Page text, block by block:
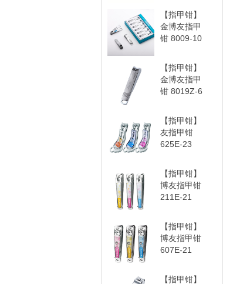
【指甲钳】
金博友指甲
钳 8009-10
【指甲钳】
金博友指甲
钳 8019Z-6
【指甲钳】
友指甲钳
625E-23
【指甲钳】
博友指甲钳
211E-21
【指甲钳】
博友指甲钳
607E-21
【指甲钳】